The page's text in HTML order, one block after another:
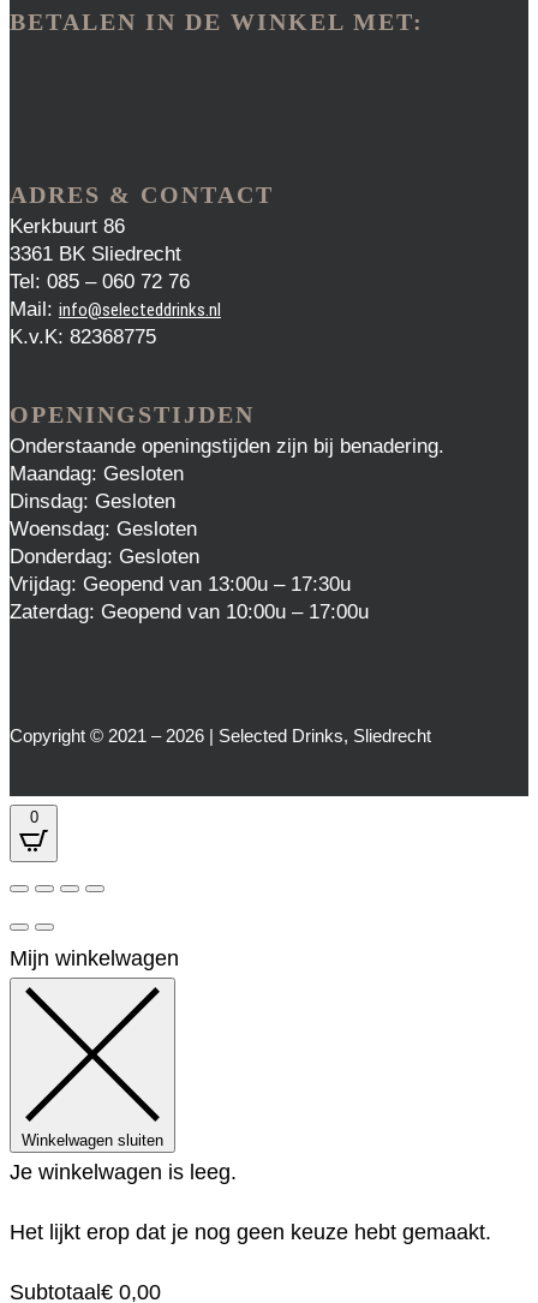
BETALEN IN DE WINKEL MET:
ADRES & CONTACT
Kerkbuurt 86
3361 BK Sliedrecht
Tel: 085 – 060 72 76
Mail: info@selecteddrinks.nl
K.v.K: 82368775
OPENINGSTIJDEN
Onderstaande openingstijden zijn bij benadering.
Maandag: Gesloten
Dinsdag: Gesloten
Woensdag: Gesloten
Donderdag: Gesloten
Vrijdag: Geopend van 13:00u – 17:30u
Zaterdag: Geopend van 10:00u – 17:00u
Copyright © 2021 – 2026 | Selected Drinks, Sliedrecht
0
Mijn winkelwagen
Winkelwagen sluiten
Je winkelwagen is leeg.
Het lijkt erop dat je nog geen keuze hebt gemaakt.
Subtotaal€ 0,00